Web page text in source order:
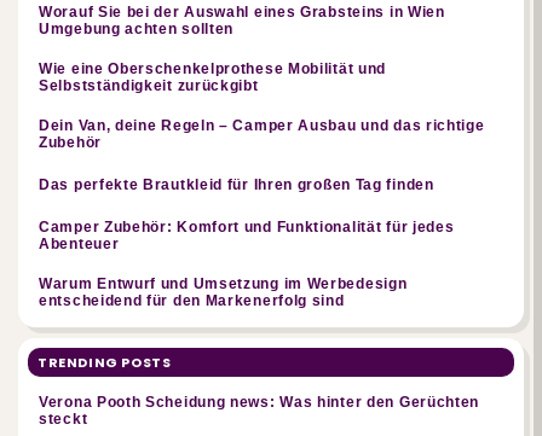
Worauf Sie bei der Auswahl eines Grabsteins in Wien
Umgebung achten sollten
Wie eine Oberschenkelprothese Mobilität und
Selbstständigkeit zurückgibt
Dein Van, deine Regeln – Camper Ausbau und das richtige
Zubehör
Das perfekte Brautkleid für Ihren großen Tag finden
Camper Zubehör: Komfort und Funktionalität für jedes
Abenteuer
Warum Entwurf und Umsetzung im Werbedesign
entscheidend für den Markenerfolg sind
TRENDING POSTS
Verona Pooth Scheidung news: Was hinter den Gerüchten
steckt